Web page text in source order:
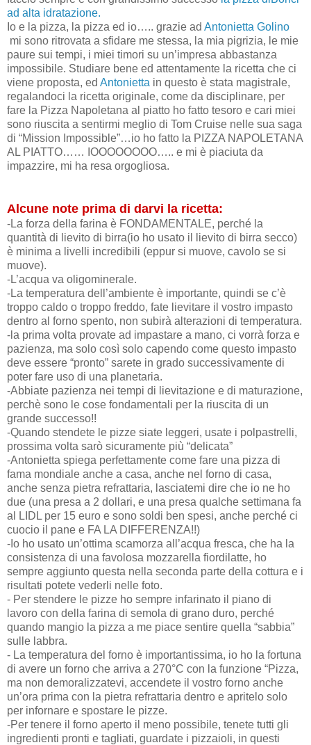
ad alta idratazione.
Io e la pizza, la pizza ed io….. grazie ad Antonietta Golino
mi sono ritrovata a sfidare me stessa, la mia pigrizia, le mie
paure sui tempi, i miei timori su un’impresa abbastanza
impossibile. Studiare bene ed attentamente la ricetta che ci
viene proposta, ed Antonietta in questo è stata magistrale,
regalandoci la ricetta originale, come da disciplinare, per
fare la Pizza Napoletana al piatto ho fatto tesoro e cari miei
sono riuscita a sentirmi meglio di Tom Cruise nelle sua saga
di “Mission Impossible”…io ho fatto la PIZZA NAPOLETANA
AL PIATTO…… IOOOOOOOO….. e mi è piaciuta da
impazzire, mi ha resa orgogliosa.
Alcune note prima di darvi la ricetta:
-La forza della farina è FONDAMENTALE, perché la
quantità di lievito di birra(io ho usato il lievito di birra secco)
è minima a livelli incredibili (eppur si muove, cavolo se si
muove).
-L’acqua va oligominerale.
-La temperatura dell’ambiente è importante, quindi se c’è
troppo caldo o troppo freddo, fate lievitare il vostro impasto
dentro al forno spento, non subirà alterazioni di temperatura.
-la prima volta provate ad impastare a mano, ci vorrà forza e
pazienza, ma solo così solo capendo come questo impasto
deve essere “pronto” sarete in grado successivamente di
poter fare uso di una planetaria.
-Abbiate pazienza nei tempi di lievitazione e di maturazione,
perchè sono le cose fondamentali per la riuscita di un
grande successo!!
-Quando stendete le pizze siate leggeri, usate i polpastrelli,
prossima volta sarò sicuramente più “delicata”
-Antonietta spiega perfettamente come fare una pizza di
fama mondiale anche a casa, anche nel forno di casa,
anche senza pietra refrattaria, lasciatemi dire che io ne ho
due (una presa a 2 dollari, e una presa qualche settimana fa
al LIDL per 15 euro e sono soldi ben spesi, anche perché ci
cuocio il pane e FA LA DIFFERENZA!!)
-Io ho usato un’ottima scamorza all’acqua fresca, che ha la
consistenza di una favolosa mozzarella fiordilatte, ho
sempre aggiunto questa nella seconda parte della cottura e i
risultati potete vederli nelle foto.
- Per stendere le pizze ho sempre infarinato il piano di
lavoro con della farina di semola di grano duro, perché
quando mangio la pizza a me piace sentire quella “sabbia”
sulle labbra.
- La temperatura del forno è importantissima, io ho la fortuna
di avere un forno che arriva a 270°C con la funzione “Pizza,
ma non demoralizzatevi, accendete il vostro forno anche
un’ora prima con la pietra refrattaria dentro e apritelo solo
per infornare e spostare le pizze.
-Per tenere il forno aperto il meno possibile, tenete tutti gli
ingredienti pronti e tagliati, guardate i pizzaioli, in questi